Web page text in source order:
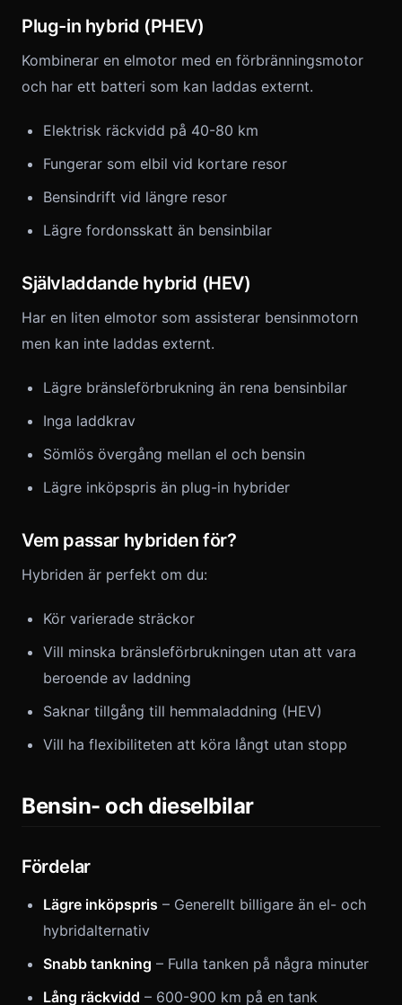
Plug-in hybrid (PHEV)
Kombinerar en elmotor med en förbränningsmotor
och har ett batteri som kan laddas externt.
Elektrisk räckvidd på 40-80 km
Fungerar som elbil vid kortare resor
Bensindrift vid längre resor
Lägre fordonsskatt än bensinbilar
Självladdande hybrid (HEV)
Har en liten elmotor som assisterar bensinmotorn
men kan inte laddas externt.
Lägre bränsleförbrukning än rena bensinbilar
Inga laddkrav
Sömlös övergång mellan el och bensin
Lägre inköpspris än plug-in hybrider
Vem passar hybriden för?
Hybriden är perfekt om du:
Kör varierade sträckor
Vill minska bränsleförbrukningen utan att vara
beroende av laddning
Saknar tillgång till hemmaladdning (HEV)
Vill ha flexibiliteten att köra långt utan stopp
Bensin- och dieselbilar
Fördelar
Lägre inköpspris – Generellt billigare än el- och
hybridalternativ
Snabb tankning – Fulla tanken på några minuter
Lång räckvidd – 600-900 km på en tank